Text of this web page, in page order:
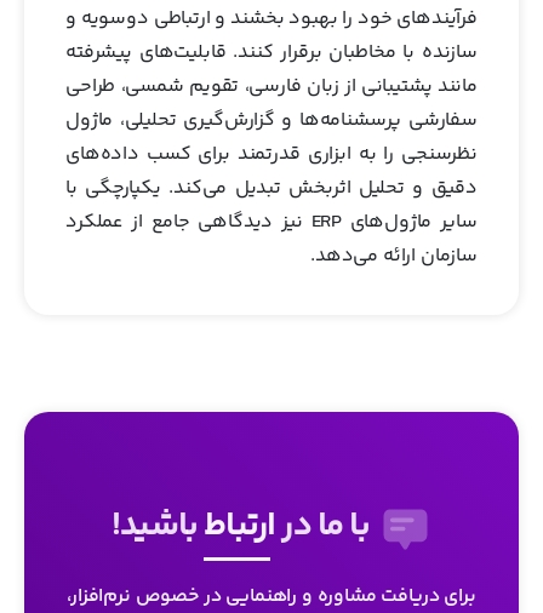
فرآیندهای خود را بهبود بخشند و ارتباطی دوسویه و
سازنده با مخاطبان برقرار کنند. قابلیت‌های پیشرفته
مانند پشتیبانی از زبان فارسی، تقویم شمسی، طراحی
سفارشی پرسشنامه‌ها و گزارش‌گیری تحلیلی، ماژول
نظرسنجی را به ابزاری قدرتمند برای کسب داده‌های
دقیق و تحلیل اثربخش تبدیل می‌کند. یکپارچگی با
سایر ماژول‌های ERP نیز دیدگاهی جامع از عملکرد
سازمان ارائه می‌دهد.
با ما درارتباطباشید!
برای دریافت مشاوره و راهنمایی در خصوص نرم‌افزار،